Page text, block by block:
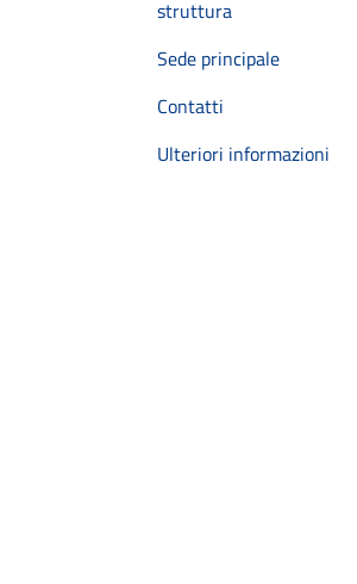
struttura
Sede principale
Contatti
Ulteriori informazioni